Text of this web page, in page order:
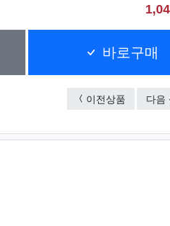
바로구매
이전상품 휴대용
다음